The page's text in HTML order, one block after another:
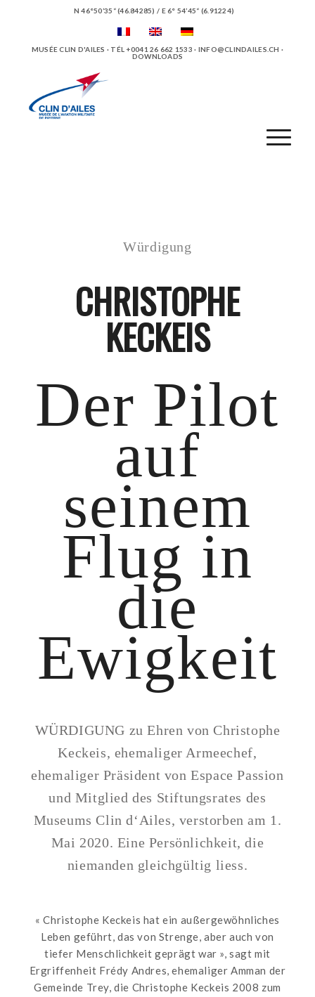
N 46°50’35“ (46.84285) / E 6° 54’45“ (6.91224)
MUSÉE CLIN D'AILES · TÉL +0041 26 662 1533 · INFO@CLINDAILES.CH ·
DOWNLOADS
Würdigung
CHRISTOPHE
KECKEIS
Der Pilot
auf
seinem
Flug in
die
Ewigkeit
WÜRDIGUNG zu Ehren von Christophe
Keckeis, ehemaliger Armeechef,
ehemaliger Präsident von Espace Passion
und Mitglied des Stiftungsrates des
Museums Clin d‘Ailes, verstorben am 1.
Mai 2020. Eine Persönlichkeit, die
niemanden gleichgültig liess.
« Christophe Keckeis hat ein außergewöhnliches
Leben geführt, das von Strenge, aber auch von
tiefer Menschlichkeit geprägt war », sagt mit
Ergriffenheit Frédy Andres, ehemaliger Amman der
Gemeinde Trey, die Christophe Keckeis 2008 zum